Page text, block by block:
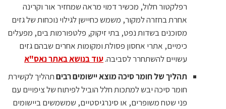
רפלקטור חלול, מכשיר דמוי מראה שמחזיר אור וקרינה
אחרת בחזרה למקור, משמש כחיישן לגילוי נוכחות של גזים
מסוכנים בשדות נפט, בתי זיקוק, פלטפורמות בים, מפעלים
כימיים, אתרי אחסון פסולת ומקומות אחרים שבהם גזים
עשויים להשתחרר לסביבה.עוד בנושא באתר נאס"א
תהליך של חומר סיכה מוצא יישומים רביםתהליך לקשירת
חומר סיכה יבש למתכות חלל הוביל לפיתוח של ציפויים עם
פני שטח משופרים, או סינרגיסטיים, שמשמשים ביישומים